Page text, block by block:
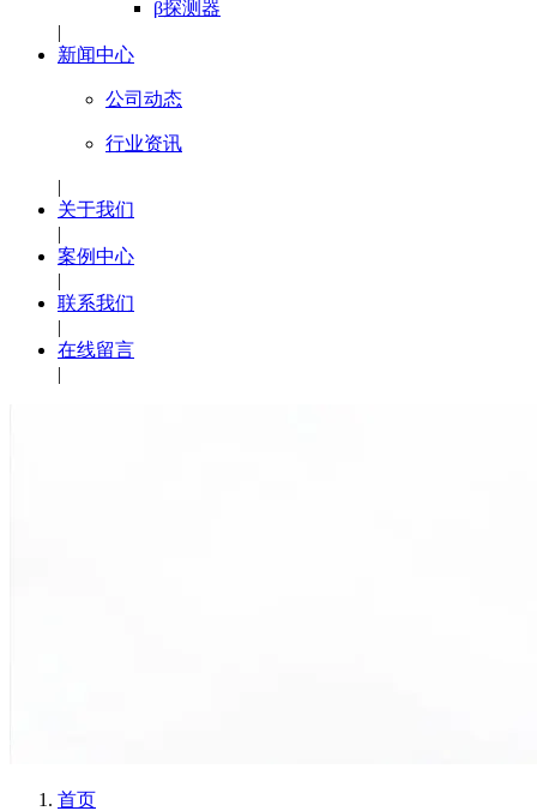
β探测器
|
新闻中心
公司动态
行业资讯
|
关于我们
|
案例中心
|
联系我们
|
在线留言
|
首页